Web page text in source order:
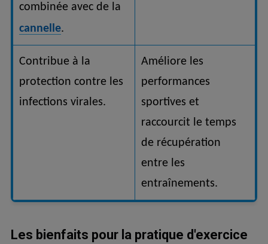
combinée avec de la
cannelle.
Contribue à la
protection contre les
infections virales.
Améliore les
performances
sportives et
raccourcit le temps
de récupération
entre les
entraînements.
Les bienfaits pour la pratique d'exercice